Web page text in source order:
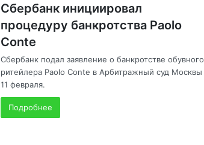
Сбербанк инициировал
процедуру банкротства Paolo
Conte
Сбербанк подал заявление о банкротстве обувного
ритейлера Paolo Conte в Арбитражный суд Москвы
11 февраля.
Подробнее